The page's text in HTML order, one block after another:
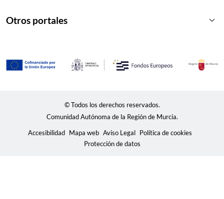
Otros portales keyboard_arrow_down
© Todos los derechos reservados.
Comunidad Autónoma de la Región de Murcia.
Accesibilidad Mapa web Aviso Legal Política de cookies
Protección de datos